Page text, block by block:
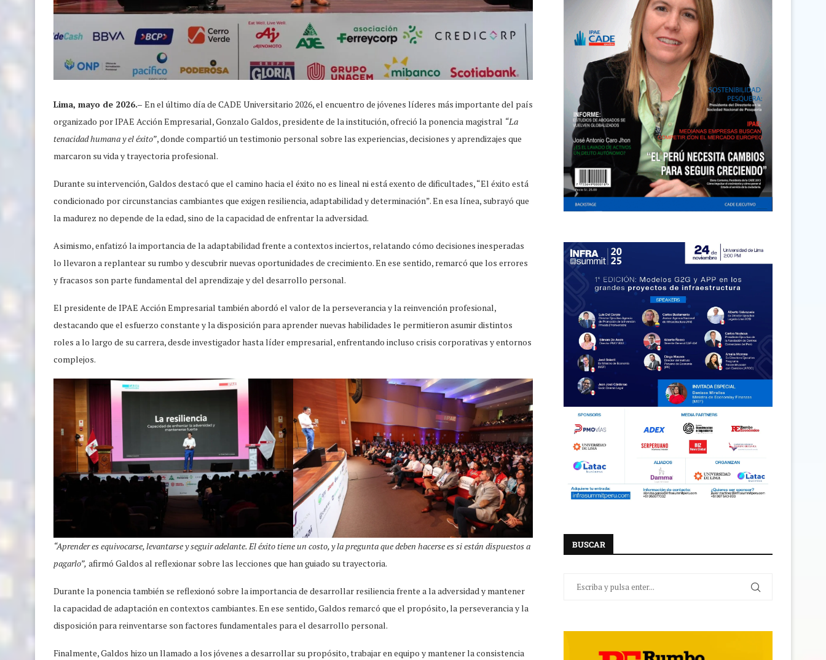
Lima, mayo de 2026.– En el último día de CADE Universitario 2026, el encuentro de jóvenes líderes más importante del país
organizado por IPAE Acción Empresarial, Gonzalo Galdos, presidente de la institución, ofreció la ponencia magistral “La
tenacidad humana y el éxito”, donde compartió un testimonio personal sobre las experiencias, decisiones y aprendizajes que
marcaron su vida y trayectoria profesional.
Durante su intervención, Galdos destacó que el camino hacia el éxito no es lineal ni está exento de dificultades, “El éxito está
condicionado por circunstancias cambiantes que exigen resiliencia, adaptabilidad y determinación”. En esa línea, subrayó que
la madurez no depende de la edad, sino de la capacidad de enfrentar la adversidad.
Asimismo, enfatizó la importancia de la adaptabilidad frente a contextos inciertos, relatando cómo decisiones inesperadas
lo llevaron a replantear su rumbo y descubrir nuevas oportunidades de crecimiento. En ese sentido, remarcó que los errores
y fracasos son parte fundamental del aprendizaje y del desarrollo personal.
El presidente de IPAE Acción Empresarial también abordó el valor de la perseverancia y la reinvención profesional,
destacando que el esfuerzo constante y la disposición para aprender nuevas habilidades le permitieron asumir distintos
roles a lo largo de su carrera, desde investigador hasta líder empresarial, enfrentando incluso crisis corporativas y entornos
complejos.
“Aprender es equivocarse, levantarse y seguir adelante. El éxito tiene un costo, y la pregunta que deben hacerse es si están dispuestos a
pagarlo”, afirmó Galdos al reflexionar sobre las lecciones que han guiado su trayectoria.
Durante la ponencia también se reflexionó sobre la importancia de desarrollar resiliencia frente a la adversidad y mantener
la capacidad de adaptación en contextos cambiantes. En ese sentido, Galdos remarcó que el propósito, la perseverancia y la
disposición para reinventarse son factores fundamentales para el desarrollo personal.
Finalmente, Galdos hizo un llamado a los jóvenes a desarrollar su propósito, trabajar en equipo y mantener la consistencia
BUSCAR